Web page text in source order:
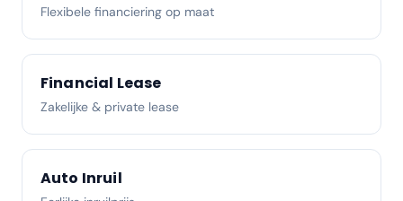
Flexibele financiering op maat
Financial Lease
Zakelijke & private lease
Auto Inruil